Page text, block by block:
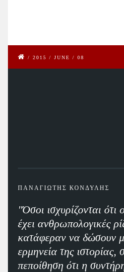
/ 2015 / JUNE / 08
ΠΑΝΑΓΙΩΤΗΣ ΚΟΝΔΥΛΗΣ
"Όσοι ισχυρίζονται ότι
έχει ανθρωπολογικές
κατάφεραν να δώσουν
ερμηνεία της ιστορίας,
πεποίθηση ότι η